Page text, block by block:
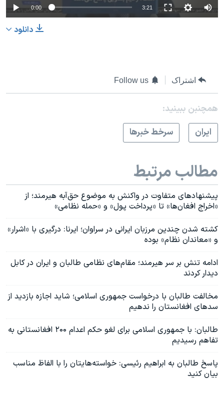
0:00 3:21
دانلود
اشتراک Follow us
همچنبن ببینید:
ايران
سرخط خبرها
مطالب مرتبط
پیشنهادهای متفاوت در واکنش به موضوع حق‌آبه هیرمند؛ از
«اخراج افغان‌ها» تا «پرداخت پول» و «حمله نظامی»
کشته شدن چندین مرزبان ایرانی در سراوان؛ ایرنا: درگیری با «اشرار»
و «معاندان نظام» بوده
ادامه تنش بر سر هیرمند؛ مقام‌های نظامی طالبان و ایران در کابل
دیدار کردند
مخالفت طالبان با درخواست جمهوری اسلامی؛ شاید اجازه بازدید از
سدهای افغانستان را ندهیم
طالبان: با جمهوری اسلامی برای لغو حکم اعدام ۲۰۰ افغانستانی به
تفاهم رسیدیم
پاسخ طالبان به ابراهیم رئیسی: خواسته‌هایتان را با الفاظ مناسب
بیان کنید